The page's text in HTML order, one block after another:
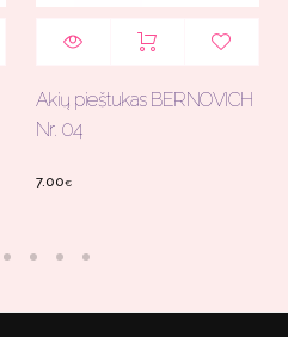
Akių pieštukas BERNOVICH
Nr. 04
7.00€